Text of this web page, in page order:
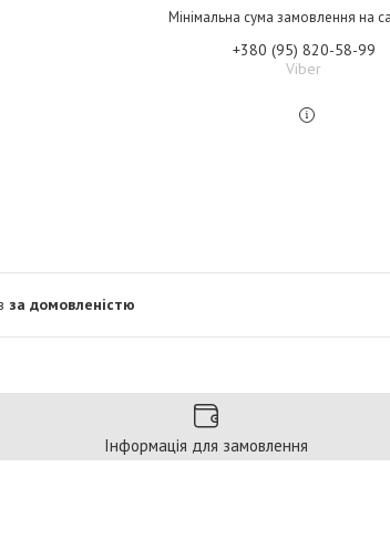
Мінімальна сума замовлення на
+380 (95) 820-58-99
Viber
за домовленістю
Інформація для замовлення